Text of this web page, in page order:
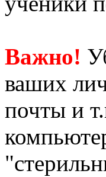
Важно!
ваших
почты и